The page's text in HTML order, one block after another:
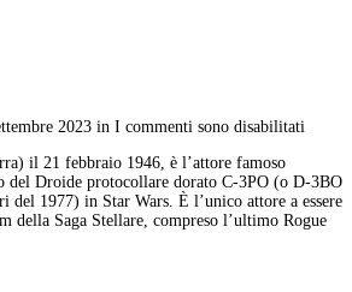
2023 in I commenti sono disabilitati
il 21 febbraio 1946, è l’attore famoso
del Droide protocollare dorato C-3PO (o D-3BO
del 1977) in Star Wars. È l’unico attore a essere
della Saga Stellare, compreso l’ultimo Rogue